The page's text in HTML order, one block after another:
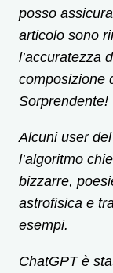
posso
articolo sono
l’accuratezza
composizione
Sorprendente!
Alcuni user
l’algoritmo
bizzarre,
astrofisica e
esempi.
ChatGPT è